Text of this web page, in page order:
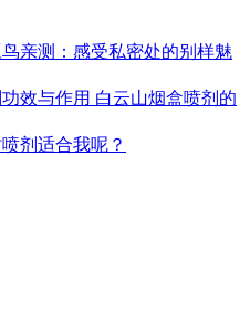
亲测：感受私密处的别样魅
效与作用 白云山烟盒喷剂的
剂适合我呢？